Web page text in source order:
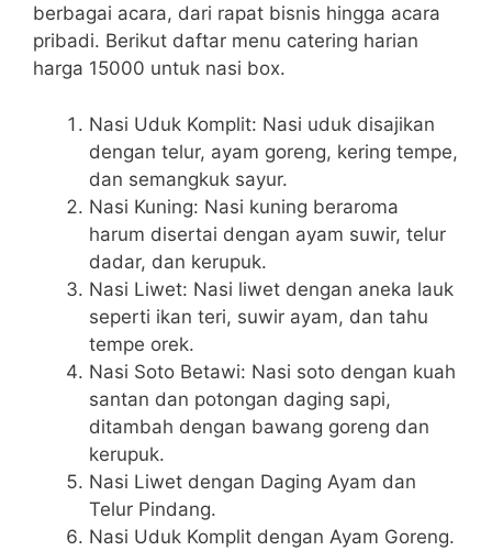
berbagai acara, dari rapat bisnis hingga acara
pribadi. Berikut daftar menu catering harian
harga 15000 untuk nasi box.
Nasi Uduk Komplit: Nasi uduk disajikan
dengan telur, ayam goreng, kering tempe,
dan semangkuk sayur.
Nasi Kuning: Nasi kuning beraroma
harum disertai dengan ayam suwir, telur
dadar, dan kerupuk.
Nasi Liwet: Nasi liwet dengan aneka lauk
seperti ikan teri, suwir ayam, dan tahu
tempe orek.
Nasi Soto Betawi: Nasi soto dengan kuah
santan dan potongan daging sapi,
ditambah dengan bawang goreng dan
kerupuk.
Nasi Liwet dengan Daging Ayam dan
Telur Pindang.
Nasi Uduk Komplit dengan Ayam Goreng.